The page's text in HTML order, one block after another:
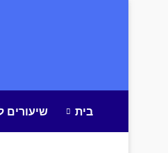
בית שיעורים